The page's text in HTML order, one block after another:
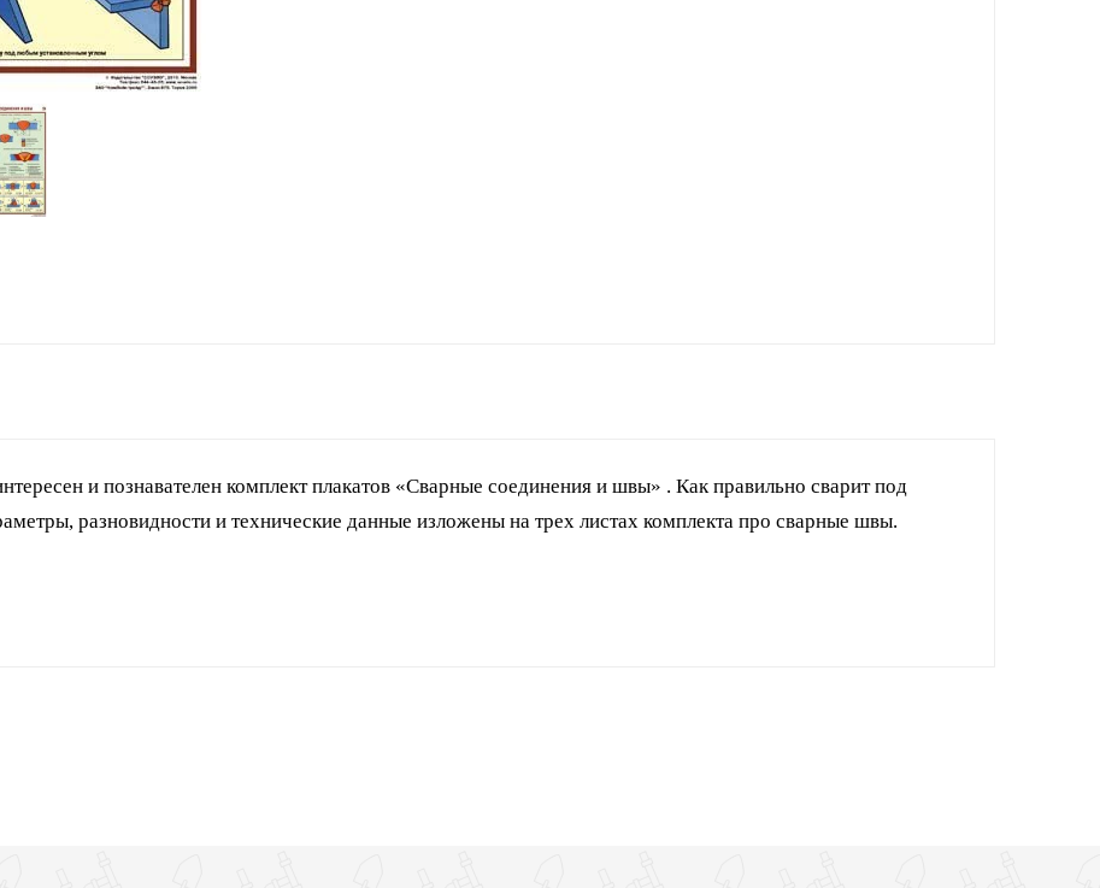
и познавателен комплект плакатов «Сварные соединения и швы» . Как правильно сварит под
разновидности и технические данные изложены на трех листах комплекта про сварные швы.